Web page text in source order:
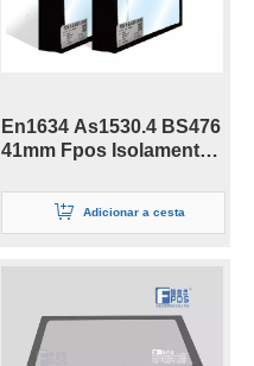
En1634 As1530.4 BS476
41mm Fpos Isolamento
de integridade
Adicionar a cesta